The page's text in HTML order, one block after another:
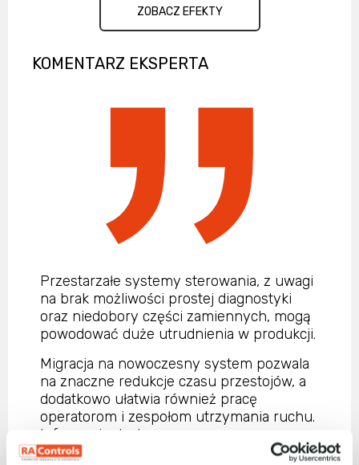
ZOBACZ EFEKTY
KOMENTARZ EKSPERTA
Przestarzałe systemy sterowania, z uwagi
na brak możliwości prostej diagnostyki
oraz niedobory części zamiennych, mogą
powodować duże utrudnienia w produkcji.
Migracja na nowoczesny system pozwala
na znaczne redukcje czasu przestojów, a
dodatkowo ułatwia również pracę
operatorom i zespołom utrzymania ruchu.
Informacje dostarczone przez
nowoczesny system sterowania pozwalają